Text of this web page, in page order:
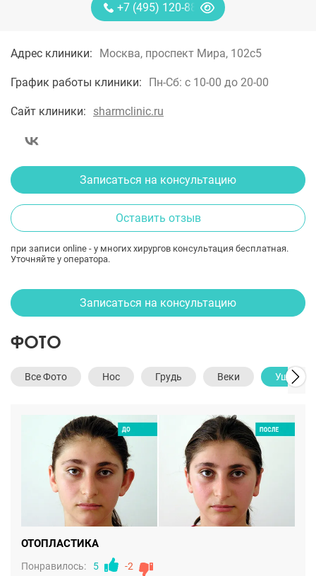
+7 (495) 120-88-85
Адрес клиники: Москва, проспект Мира, 102с5
График работы клиники: Пн-Сб: с 10-00 до 20-00
Сайт клиники: sharmclinic.ru
Записаться на консультацию
Оставить отзыв
при записи online - у многих хирургов консультация бесплатная.
Уточняйте у оператора.
Записаться на консультацию
ФОТО
Все Фото Нос Грудь Веки Уши
ОТОПЛАСТИКА
Понравилось: 5 -2